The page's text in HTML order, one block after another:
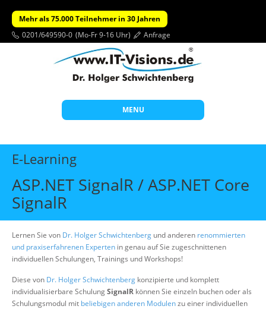
Mehr als 75.000 Teilnehmer in 30 Jahren
0201/649590-0 (Mo-Fr 9-16 Uhr) Anfrage
MENU
Start
Themen
Beratung
Offene Seminare
Wissen
Suche
E-Learning
ASP.NET SignalR / ASP.NET Core
SignalR
Lernen Sie von Dr. Holger Schwichtenberg und anderen renommierten
und praxiserfahrenen Experten in genau auf Sie zugeschnittenen
individuellen Schulungen, Trainings und Workshops!
Diese von Dr. Holger Schwichtenberg konzipierte und komplett
individualisierbare SchulungSignalR können Sie einzeln buchen oder als
Schulungsmodul mit beliebigen anderen Modulenzu einer individuellen